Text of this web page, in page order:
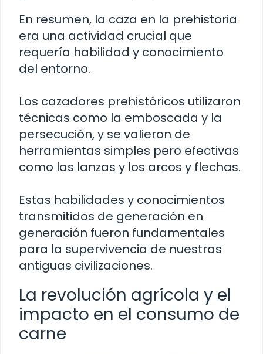
En resumen, la caza en la prehistoria
era una actividad crucial que
requería habilidad y conocimiento
del entorno.
Los cazadores prehistóricos utilizaron
técnicas como la emboscada y la
persecución, y se valieron de
herramientas simples pero efectivas
como las lanzas y los arcos y flechas.
Estas habilidades y conocimientos
transmitidos de generación en
generación fueron fundamentales
para la supervivencia de nuestras
antiguas civilizaciones.
La revolución agrícola y el
impacto en el consumo de
carne